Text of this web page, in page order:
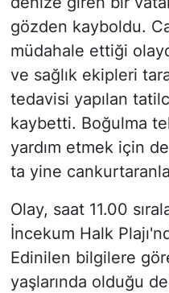
gözden kayboldu.
müdahale ettiği
ve sağlık ekipleri
tedavisi yapılan
kaybetti. Boğulma
yardım etmek için
ta yine
Olay, saat 11.00
İncekum Halk
Edinilen bilgilere
yaşlarında olduğu